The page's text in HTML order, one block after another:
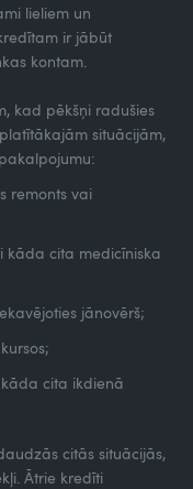
lieliem un
ir jābūt
kontam.
kad pēkšņi radušies
situācijām,
remonts vai
kāda cita medicīniska
jānovērš;
cita ikdienā
citās situācijās,
Ātrie kredīti